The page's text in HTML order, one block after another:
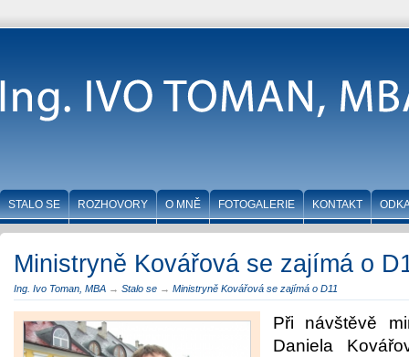
Ministryně Kovářová se zajímá o
Ing. Ivo Toman, MBA → Stalo se → Ministryně Kovářová se zajímá o D11
Při návštěvě
Daniela
STALO SE ROZHOVORY O MNĚ FOTOGALERIE KONTAKT